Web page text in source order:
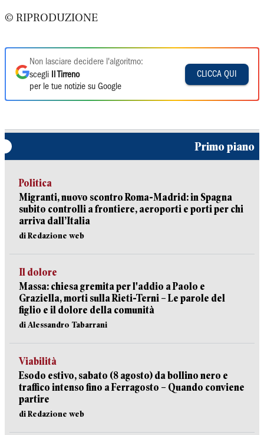
© RIPRODUZIONE
Non lasciare decidere l'algoritmo:
scegli
Il Tirreno
per le tue notizie su Google
CLICCA QUI
Primo piano
Politica
Migranti, nuovo scontro Roma-Madrid: in Spagna
subito controlli a frontiere, aeroporti e porti per chi
arriva dall’Italia
di Redazione web
Il dolore
Massa: chiesa gremita per l'addio a Paolo e
Graziella, morti sulla Rieti-Terni – Le parole del
figlio e il dolore della comunità
di Alessandro Tabarrani
Viabilità
Esodo estivo, sabato (8 agosto) da bollino nero e
traffico intenso fino a Ferragosto – Quando conviene
partire
di Redazione web